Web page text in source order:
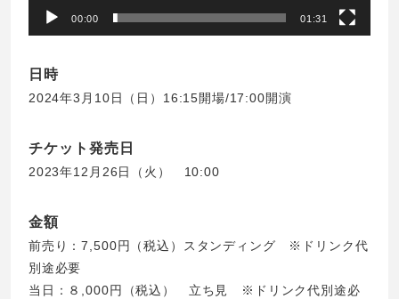
00:00 01:31
日時
2024年3月10日（日）16:15開場/17:00開演
チケット発売日
2023年12月26日（火） 10:00
金額
前売り：7,500円（税込）スタンディング ※ドリンク代
別途必要
当日：８,000円（税込） 立ち見 ※ドリンク代別途必